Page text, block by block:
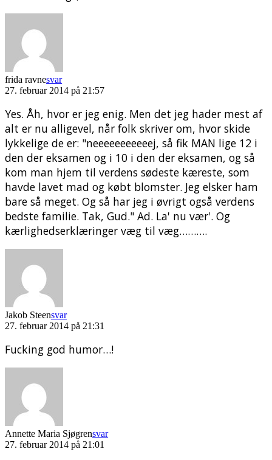
frida ravnesvar
27. februar 2014 på 21:57
Yes. Åh, hvor er jeg enig. Men det jeg hader mest af
alt er nu alligevel, når folk skriver om, hvor skide
lykkelige de er: "neeeeeeeeeeej, så fik MAN lige 12 i
den der eksamen og i 10 i den der eksamen, og så
kom man hjem til verdens sødeste kæreste, som
havde lavet mad og købt blomster. Jeg elsker ham
bare så meget. Og så har jeg i øvrigt også verdens
bedste familie. Tak, Gud." Ad. La' nu vær'. Og
kærlighedserklæringer væg til væg……….
Jakob Steensvar
27. februar 2014 på 21:31
Fucking god humor…!
Annette Maria Sjøgrensvar
27. februar 2014 på 21:01